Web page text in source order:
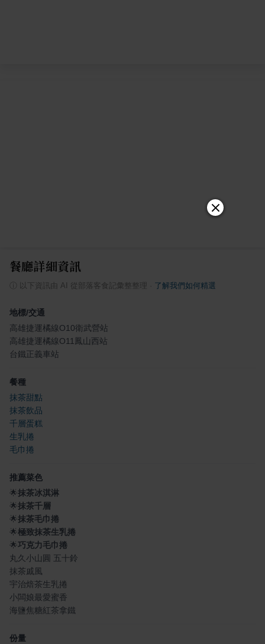
餐廳詳細資訊
以下資訊由 AI 從部落客食記彙整整理 了解我們如何精選
地標/交通
高雄捷運橘線O10衛武營站
高雄捷運橘線O11鳳山西站
台鐵正義車站
餐種
抹茶甜點
抹茶飲品
千層蛋糕
生乳捲
毛巾捲
推薦菜色
🌟抹茶冰淇淋
🌟抹茶千層
🌟抹茶毛巾捲
🌟極致抹茶生乳捲
🌟巧克力毛巾捲
丸久小山圓 五十鈴
抹茶戚風
宇治焙茶生乳捲
小闆娘最愛蜜香
海鹽焦糖紅茶拿鐵
份量